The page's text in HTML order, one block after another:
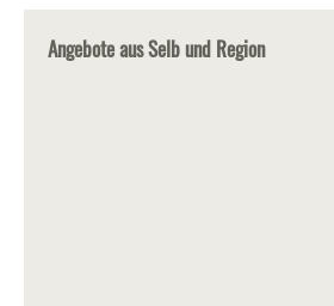
Angebote aus Selb und Region